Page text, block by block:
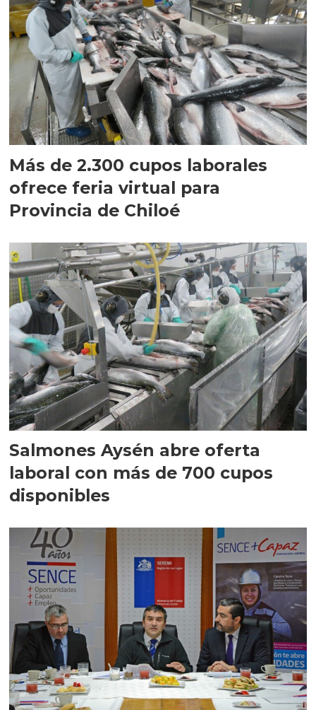
Más de 2.300 cupos laborales
ofrece feria virtual para
Provincia de Chiloé
Salmones Aysén abre oferta
laboral con más de 700 cupos
disponibles